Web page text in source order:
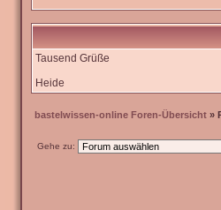
Tausend Grüße
Heide
bastelwissen-online Foren-Übersicht »
Gehe zu: